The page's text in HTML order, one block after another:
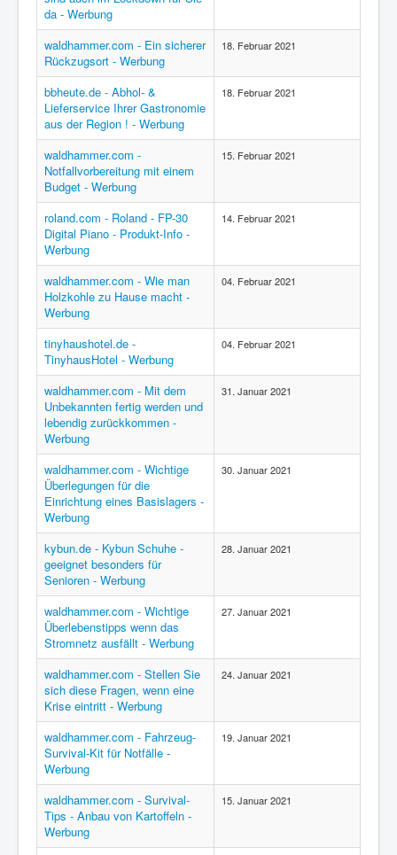
da - Werbung
waldhammer.com - Ein sicherer
Rückzugsort - Werbung
18. Februar 2021
bbheute.de - Abhol- &
Lieferservice Ihrer Gastronomie
aus der Region ! - Werbung
18. Februar 2021
waldhammer.com -
Notfallvorbereitung mit einem
Budget - Werbung
15. Februar 2021
roland.com - Roland - FP-30
Digital Piano - Produkt-Info -
Werbung
14. Februar 2021
waldhammer.com - Wie man
Holzkohle zu Hause macht -
Werbung
04. Februar 2021
tinyhaushotel.de -
TinyhausHotel - Werbung
04. Februar 2021
waldhammer.com - Mit dem
Unbekannten fertig werden und
lebendig zurückkommen -
Werbung
31. Januar 2021
waldhammer.com - Wichtige
Überlegungen für die
Einrichtung eines Basislagers -
Werbung
30. Januar 2021
kybun.de - Kybun Schuhe -
geeignet besonders für
Senioren - Werbung
28. Januar 2021
waldhammer.com - Wichtige
Überlebenstipps wenn das
Stromnetz ausfällt - Werbung
27. Januar 2021
waldhammer.com - Stellen Sie
sich diese Fragen, wenn eine
Krise eintritt - Werbung
24. Januar 2021
waldhammer.com - Fahrzeug-
Survival-Kit für Notfälle -
Werbung
19. Januar 2021
waldhammer.com - Survival-
Tips - Anbau von Kartoffeln -
Werbung
15. Januar 2021